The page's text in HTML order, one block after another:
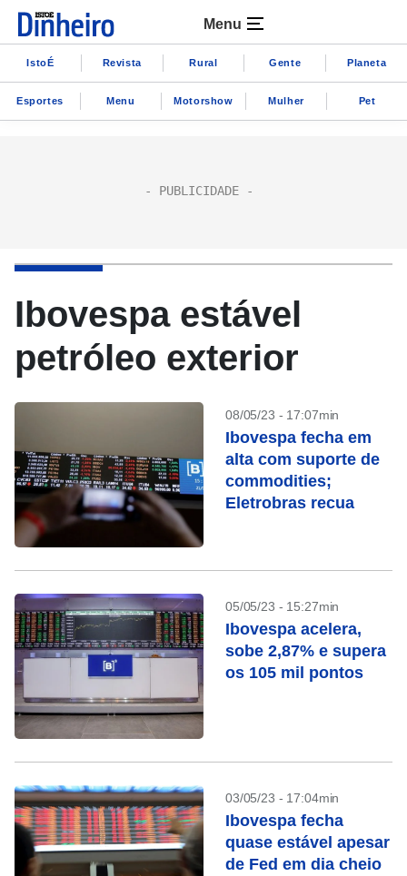
Menu
IstoÉ Revista Rural Gente Planeta
Esportes Menu Motorshow Mulher Pet
Ibovespa estável
petróleo exterior
08/05/23 - 17:07min
Ibovespa fecha em
alta com suporte de
commodities;
Eletrobras recua
05/05/23 - 15:27min
Ibovespa acelera,
sobe 2,87% e supera
os 105 mil pontos
03/05/23 - 17:04min
Ibovespa fecha
quase estável apesar
de Fed em dia cheio